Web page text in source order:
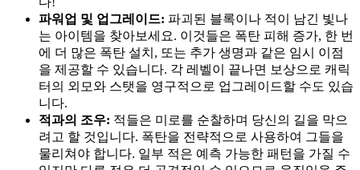
파워업 및 업그레이드: 파괴된 블록이나 적이 남긴 빛나
는 아이템을 찾아보세요. 이것들은 폭탄 피해 증가, 한 번
에 더 많은 폭탄 설치, 또는 추가 생명과 같은 임시 이점
을 제공할 수 있습니다. 각 레벨이 끝나면 보상으로 캐릭
터의 외모와 스탯을 영구적으로 업그레이드할 수도 있습
니다.
적과의 조우: 적들은 미로를 순찰하며 당신의 길을 막으
려고 할 것입니다. 폭탄을 전략적으로 사용하여 그들을
물리쳐야 합니다. 일부 적은 예측 가능한 패턴을 가질 수